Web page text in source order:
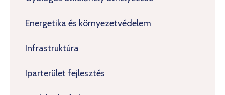
Energetika és környezetvédelem
Infrastruktúra
Iparterület fejlesztés